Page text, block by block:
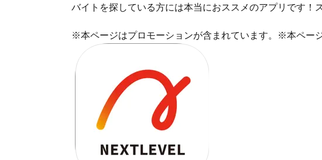
バイトを探している方には本当におススメのアプリです！
※本ページはプロモーションが含まれています。※本ペー